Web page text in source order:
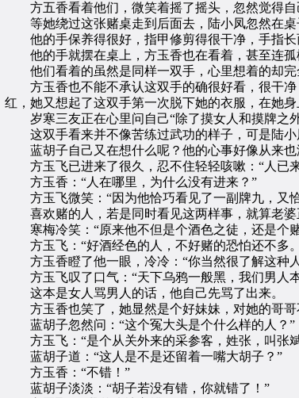
方五香看着他们，微笑着摇了摇头，忽然觉得自
等她绕过这张赌桌走到后面去，陆小凤忽然在桌
他的手保养得很好，指甲修剪得很干净，手指长
他的手就摆在桌上，方玉香也在看着，甚至连孤
他们看着的虽然是同样一双手，心里想着的却完
方玉香也不能不承认这双手的确很好看，很干净
红，她又想起了这双手第一次脱下她的衣服，在她
岁寒三友正在心里问自己“除了摸女人和摸牌之
这双手看来并不像苦练过武功的样子，可是陆小
蓝胡子自己又在想什么呢？他的心事好像从来也
方玉飞已进来了很久，忍不住轻轻咳嗽：“人已
方玉香：“人在哪里，为什么没有进来？”
方玉飞微笑：“因为他恰巧看见了一副牌九，又
喜欢赌的人，若是同时看见这两样事，就算老婆
寒梅冷笑：“原来他不但是个酒色之徒，还是个
方玉飞：“好酒经色的人，不好赌的恐怕还不多
方玉香瞪了他一眼，冷冷：“你当然很了解这种人
方玉飞叹了口气：“天下乌鸦一般黑，我们男人
这本是女人骂男人的话，他自己先骂了出来。
方玉香也笑了，她显然是个好妹妹，对她的哥哥
蓝胡子忽然问：“这个冤大头是个什么样的人？”
方玉飞：“是个从关外来的采参客，姓张，叫张
蓝胡子道：“这人是不是还留着一嘴大胡子？”
方玉香：“不错！”
蓝胡子淡淡：“胡子若没有错，你就错了！”